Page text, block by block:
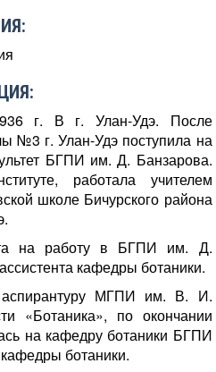
г. В г. Улан-Удэ. После
№3 г. Улан-Удэ поступила на
БГПИ им. Д. Банзарова.
работала учителем
школе Бичурского района
на работу в БГПИ им. Д.
кафедры ботаники.
МГПИ им. В. И.
«Ботаника», по окончании
на кафедру ботаники БГПИ
ботаники.